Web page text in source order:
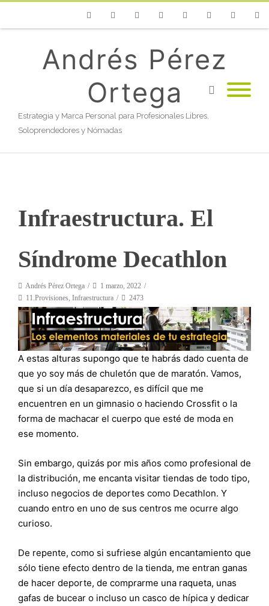
Andrés Pérez
Ortega
Estrategia y Marca Personal para Profesionales Libres,
Soloprendedores y Nómadas
Infraestructura. El
Síndrome Decathlon
Andrés Pérez Ortega
1 marzo, 2022
11.Provisiones, Infraestructura 2473
A estas alturas supongo que te habrás dado cuenta de
que yo soy más de chuletón que de maratón. Vamos,
que si un día desaparezco, es difícil que me
encuentren en un gimnasio o haciendo Crossfit o la
forma de machacar el cuerpo que esté de moda en
ese momento.
Sin embargo, quizás por mis años como profesional de
la distribución, me encanta visitar tiendas de todo tipo,
incluso negocios de deportes como Decathlon. Y
cuando entro en uno de sus centros me ocurre algo
curioso.
De repente, como si sufriese algún encantamiento que
sólo tiene efecto dentro de la tienda, me entran ganas
de hacer deporte, de comprarme una raqueta, unas
gafas de bucear o incluso un casco de hípica y dedicar